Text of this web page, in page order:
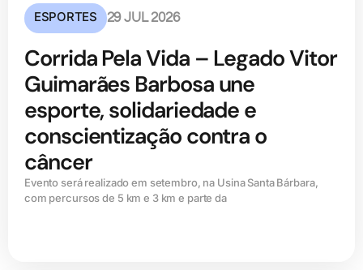
ESPORTES 29 JUL 2026
Corrida Pela Vida – Legado Vitor
Guimarães Barbosa une
esporte, solidariedade e
conscientização contra o
câncer
Evento será realizado em setembro, na Usina Santa Bárbara,
com percursos de 5 km e 3 km e parte da